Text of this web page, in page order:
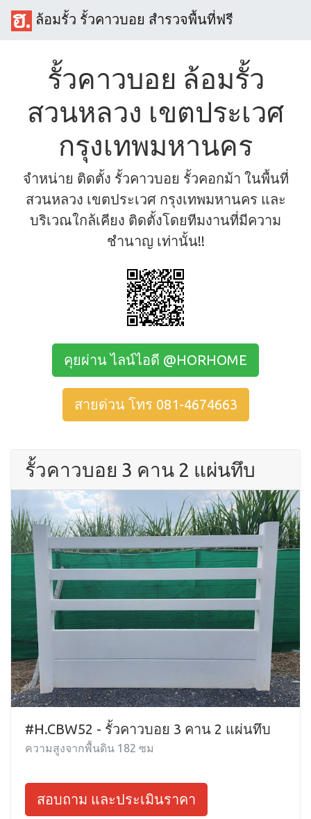
ล้อมรั้ว รั้วคาวบอย สำรวจพื้นที่ฟรี
รั้วคาวบอย ล้อมรั้ว
สวนหลวง เขตประเวศ
กรุงเทพมหานคร
จำหน่าย ติดตั้ง รั้วคาวบอย รั้วคอกม้า ในพื้นที่
สวนหลวง เขตประเวศ กรุงเทพมหานคร และ
บริเวณใกล้เคียง ติดตั้งโดยทีมงานที่มีความ
ชำนาญ เท่านั้น!!
คุยผ่าน ไลน์ไอดี @HORHOME
สายด่วน โทร 081-4674663
รั้วคาวบอย 3 คาน 2 แผ่นทึบ
#H.CBW52 - รั้วคาวบอย 3 คาน 2 แผ่นทึบ
ความสูงจากพื้นดิน 182 ซม
สอบถาม และประเมินราคา